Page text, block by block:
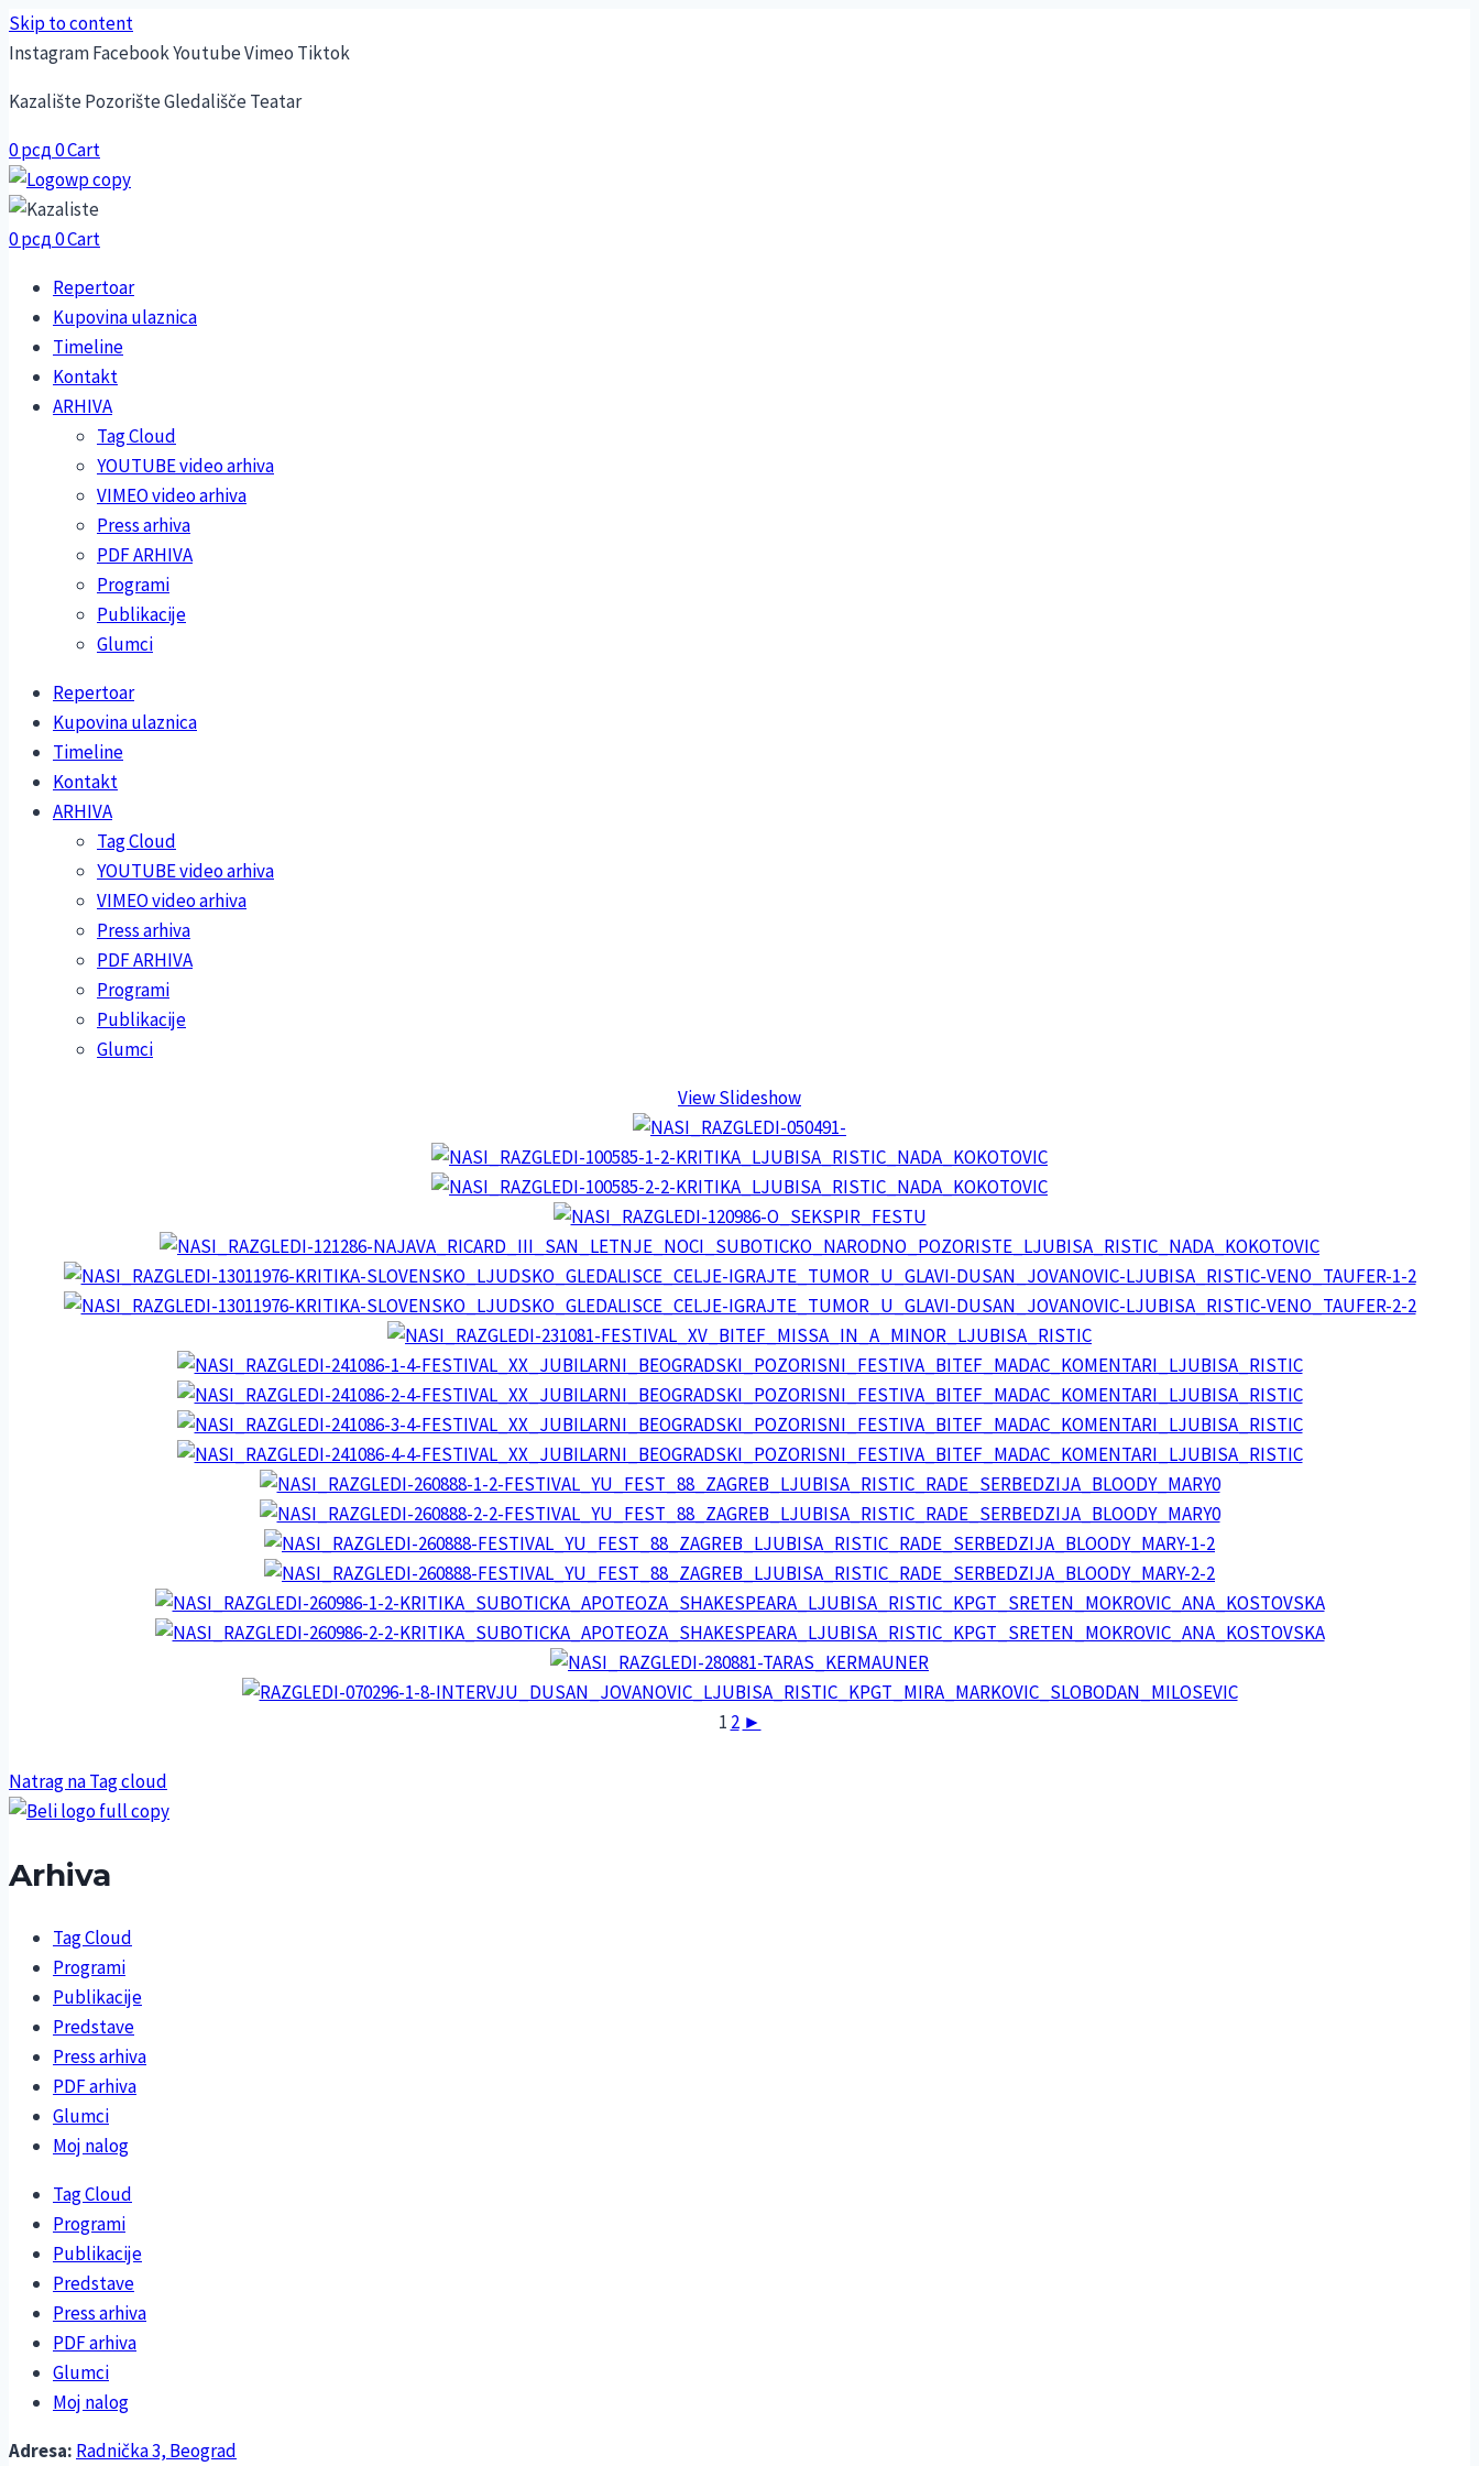
Skip to content
InstagramFacebookYoutubeVimeo Tiktok
Kazalište Pozorište Gledališče Teatar
0рсд0Cart
0рсд0Cart
Repertoar
Kupovina ulaznica
Timeline
Kontakt
ARHIVA
Tag Cloud
YOUTUBE video arhiva
VIMEO video arhiva
Press arhiva
PDF ARHIVA
Programi
Publikacije
Glumci
Repertoar
Kupovina ulaznica
Timeline
Kontakt
ARHIVA
Tag Cloud
YOUTUBE video arhiva
VIMEO video arhiva
Press arhiva
PDF ARHIVA
Programi
Publikacije
Glumci
View Slideshow
1 2 ►
Natrag na Tag cloud
Arhiva
Tag Cloud
Programi
Publikacije
Predstave
Press arhiva
PDF arhiva
Glumci
Moj nalog
Tag Cloud
Programi
Publikacije
Predstave
Press arhiva
PDF arhiva
Glumci
Moj nalog
Adresa: Radnička 3, Beograd